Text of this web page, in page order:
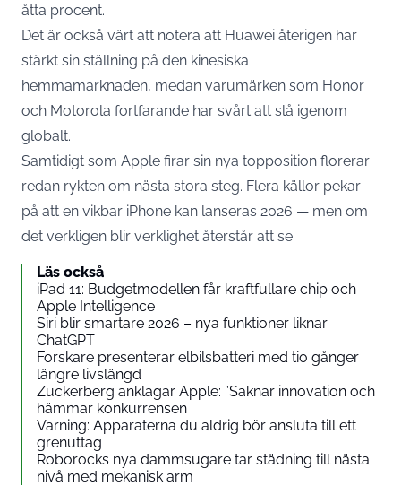
åtta procent.
Det är också värt att notera att Huawei återigen har
stärkt sin ställning på den kinesiska
hemmamarknaden, medan varumärken som Honor
och Motorola fortfarande har svårt att slå igenom
globalt.
Samtidigt som Apple firar sin nya topposition florerar
redan rykten om nästa stora steg. Flera källor pekar
på att en vikbar iPhone kan lanseras 2026 — men om
det verkligen blir verklighet återstår att se.
Läs också
iPad 11: Budgetmodellen får kraftfullare chip och
Apple Intelligence
Siri blir smartare 2026 – nya funktioner liknar
ChatGPT
Forskare presenterar elbilsbatteri med tio gånger
längre livslängd
Zuckerberg anklagar Apple: ”Saknar innovation och
hämmar konkurrensen
Varning: Apparaterna du aldrig bör ansluta till ett
grenuttag
Roborocks nya dammsugare tar städning till nästa
nivå med mekanisk arm